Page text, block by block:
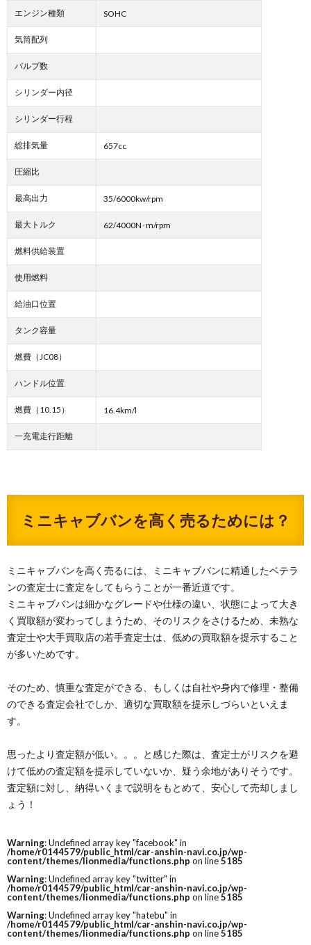
エンジン種類 SOHC
気筒配列
バルブ数
シリンダー内径
シリンダー行程
総排気量 657cc
圧縮比
最高出力 35/6000kw/rpm
最大トルク 62/4000N･m/rpm
燃料供給装置
使用燃料
給油口位置
タンク容量
燃費（JC08）
ハンドル位置
燃費（10.15） 16.4km/l
一充電走行距離
ミニキャブバンを高く売るためには？
ミニキャブバンを高く売るには、ミニキャブバンに精通したベテラ
ンの査定士に査定をしてもらうことが一番近道です。
ミニキャブバンは細かなグレードや仕様の違い、状態によって大き
く買取額が変わってしまうため、そのリスクをさけるため、未熟な
査定士や大手買取店の若手査定士は、低めの買取額を提示すること
が多いためです。
そのため、慎重な査定ができる、もしくは自社や身内で修理・整備
のできる査定会社でしか、適切な買取額を提示しづらいといえま
す。
思ったより査定額が低い。。。と感じた際は、査定士がリスクを避
けて低めの査定額を提示していないか、疑う余地がありそうです。
査定額に対し、納得いくまで説明をもとめて、安心して売却しまし
ょう！
Warning: Undefined array key "facebook" in
/home/r0144579/public_html/car-anshin-navi.co.jp/wp-
content/themes/lionmedia/functions.php on line5185
Warning: Undefined array key "twitter" in
/home/r0144579/public_html/car-anshin-navi.co.jp/wp-
content/themes/lionmedia/functions.php on line5185
Warning: Undefined array key "hatebu" in
/home/r0144579/public_html/car-anshin-navi.co.jp/wp-
content/themes/lionmedia/functions.php on line5185